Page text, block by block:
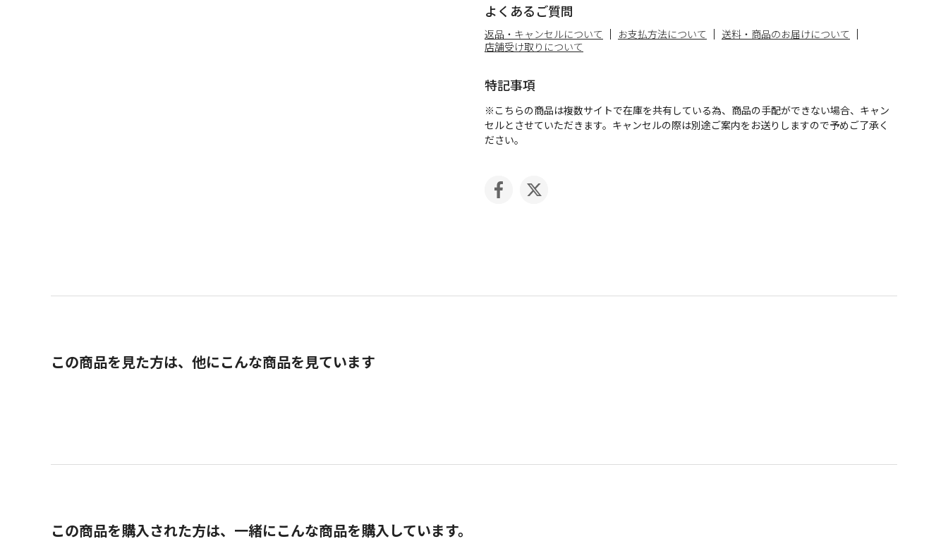
よくあるご質問
返品・キャンセルについて お支払方法について
送料・商品のお届けについて
店舗受け取りについて
特記事項
※こちらの商品は複数サイトで在庫を共有している為、商品の手配ができない場合、キャン
セルとさせていただきます。キャンセルの際は別途ご案内をお送りしますので予めご了承く
ださい。
この商品を見た方は、他にこんな商品を見ています
この商品を購入された方は、一緒にこんな商品を購入しています。